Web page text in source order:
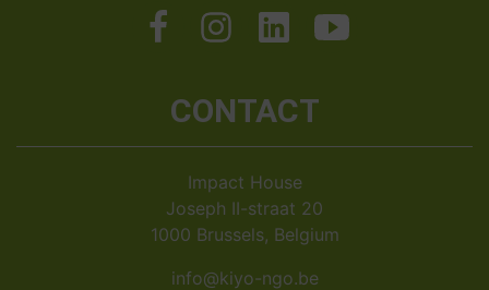
CONTACT
Impact House
Joseph II-straat 20
1000 Brussels, Belgium
info@kiyo-ngo.be